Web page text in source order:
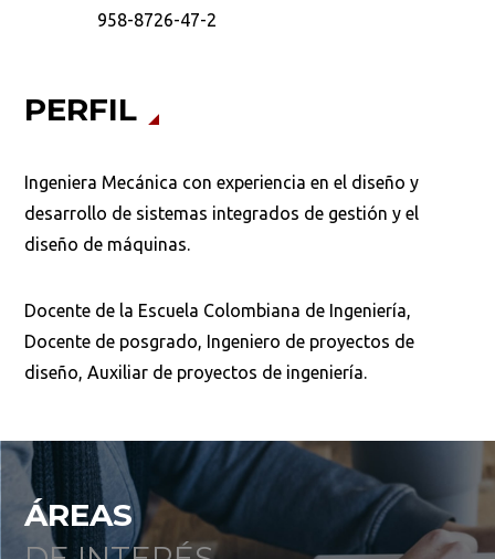
958-8726-47-2
PERFIL
Ingeniera Mecánica con experiencia en el diseño y
desarrollo de sistemas integrados de gestión y el
diseño de máquinas.
Docente de la Escuela Colombiana de Ingeniería,
Docente de posgrado, Ingeniero de proyectos de
diseño, Auxiliar de proyectos de ingeniería.
ÁREAS
Buscar